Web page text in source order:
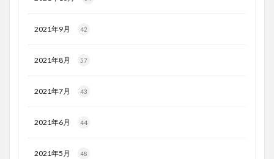
2021年9月 42
2021年8月 57
2021年7月 43
2021年6月 44
2021年5月 48